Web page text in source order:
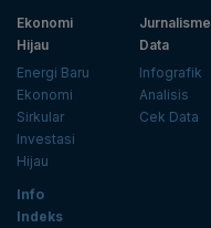
Ekonomi
Hijau
Energi Baru
Ekonomi
Sirkular
Investasi
Hijau
Jurnalisme
Data
Infografik
Analisis
Cek Data
Info
Indeks